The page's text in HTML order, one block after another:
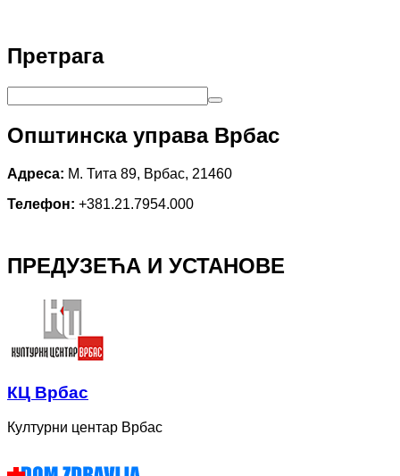
Претрага
Општинска управа Врбас
Адреса: М. Тита 89, Врбас, 21460
Телефон: +381.21.7954.000
ПРЕДУЗЕЋА И УСТАНОВЕ
КЦ Врбас
Културни центар Врбас